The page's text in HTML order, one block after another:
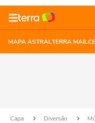
MAPA ASTRALTERRA MAIL
Capa Diversão